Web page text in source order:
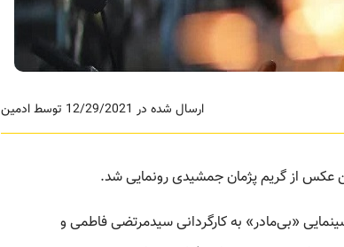
ارسال شده در 12/29/2021 توسط ادمین
عکس از گریم پژمان جمشیدی رونمایی شد.
«بی‌مادر» به کارگردانی سیدمرتضی فاطمی و